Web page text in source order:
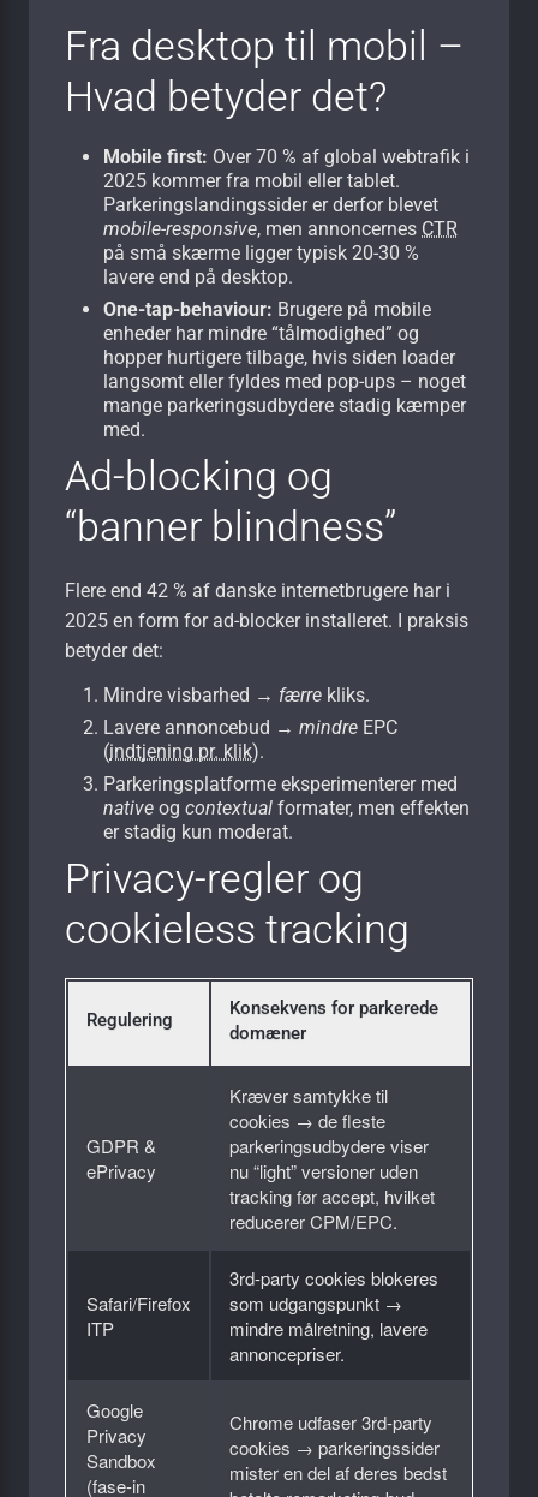
Fra desktop til mobil –
Hvad betyder det?
Mobile first: Over 70 % af global webtrafik i
2025 kommer fra mobil eller tablet.
Parkeringslandingssider er derfor blevet
mobile-responsive, men annoncernes CTR
på små skærme ligger typisk 20-30 %
lavere end på desktop.
One-tap-behaviour: Brugere på mobile
enheder har mindre “tålmodighed” og
hopper hurtigere tilbage, hvis siden loader
langsomt eller fyldes med pop-ups – noget
mange parkeringsudbydere stadig kæmper
med.
Ad-blocking og
“banner blindness”
Flere end 42 % af danske internetbrugere har i
2025 en form for ad-blocker installeret. I praksis
betyder det:
Mindre visbarhed → færre kliks.
Lavere annoncebud → mindre EPC
(indtjening pr. klik).
Parkeringsplatforme eksperimenterer med
native og contextual formater, men effekten
er stadig kun moderat.
Privacy-regler og
cookieless tracking
Regulering
Konsekvens for parkerede
domæner
GDPR &
ePrivacy
Kræver samtykke til
cookies → de fleste
parkeringsudbydere viser
nu “light” versioner uden
tracking før accept, hvilket
reducerer CPM/EPC.
Safari/Firefox
ITP
3rd-party cookies blokeres
som udgangspunkt →
mindre målretning, lavere
annoncepriser.
Google
Privacy
Sandbox
(fase-in
Chrome udfaser 3rd-party
cookies → parkeringssider
mister en del af deres bedst